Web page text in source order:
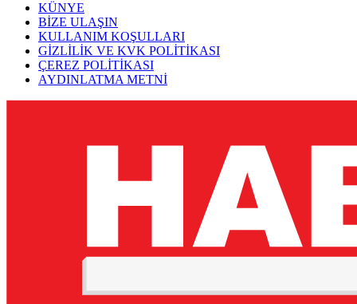
KÜNYE
BİZE ULAŞIN
KULLANIM KOŞULLARI
GİZLİLİK VE KVK POLİTİKASI
ÇEREZ POLİTİKASI
AYDINLATMA METNİ